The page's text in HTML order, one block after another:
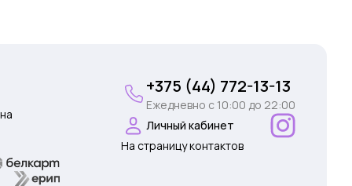
+375 (44) 772-13-13
Ежедневно c 10:00 до 22:00
Личный кабинет
На страницу контактов